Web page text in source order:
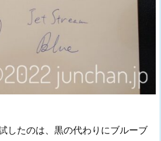
したのは、黒の代わりにブルーブ